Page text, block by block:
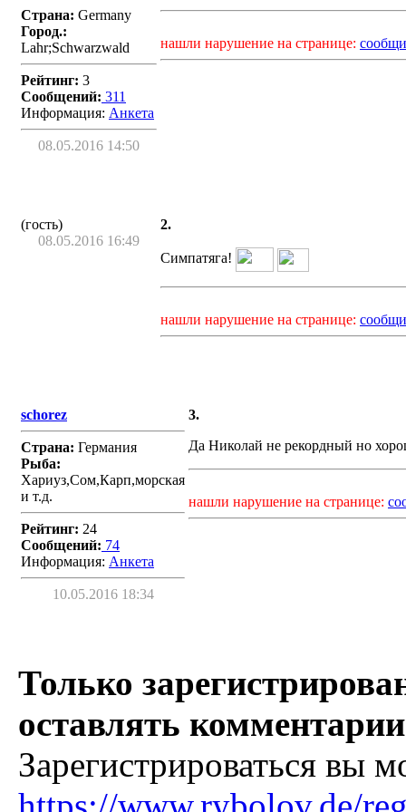
Страна: Germany
Город.:
Lahr;Schwarzwald
Рейтинг: 3
Сообщений: 311
Информация: Aнкета
08.05.2016 14:50
нашли нарушение на странице:
(гость)
08.05.2016 16:49
2.
Симпатяга!
нашли нарушение на странице:
schorez
Страна: Германия
Рыба:
Хариуз,Сом,Карп,морская
и т.д.
Рейтинг: 24
Сообщений: 74
Информация: Aнкета
10.05.2016 18:34
3.
Да Николай не рекордный но
нашли нарушение на странице:
Только
оставлять
Зарегистрироваться вы